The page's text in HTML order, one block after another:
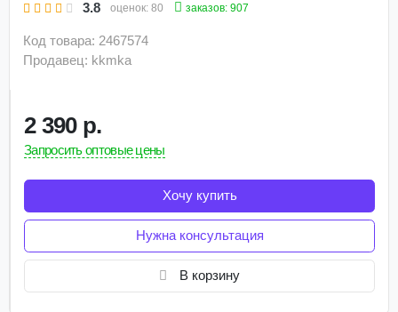
3.8 оценок: 80 заказов: 907
Код товара: 2467574
Продавец: kkmka
2 390 р.
Запросить оптовые цены
Хочу купить
Нужна консультация
В корзину